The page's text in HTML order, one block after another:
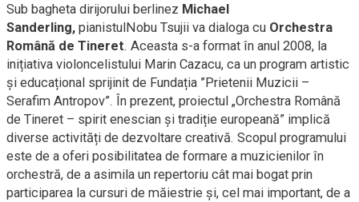
Sub bagheta dirijorului berlinez Michael
Sanderling, pianistulNobu Tsujii va dialoga cu Orchestra
Română de Tineret. Aceasta s-a format în anul 2008, la
inițiativa violoncelistului Marin Cazacu, ca un program artistic
și educațional sprijinit de Fundația ”Prietenii Muzicii –
Serafim Antropov”. În prezent, proiectul „Orchestra Română
de Tineret – spirit enescian și tradiție europeană” implică
diverse activități de dezvoltare creativă. Scopul programului
este de a oferi posibilitatea de formare a muzicienilor în
orchestră, de a asimila un repertoriu cât mai bogat prin
participarea la cursuri de măiestrie și, cel mai important, de a